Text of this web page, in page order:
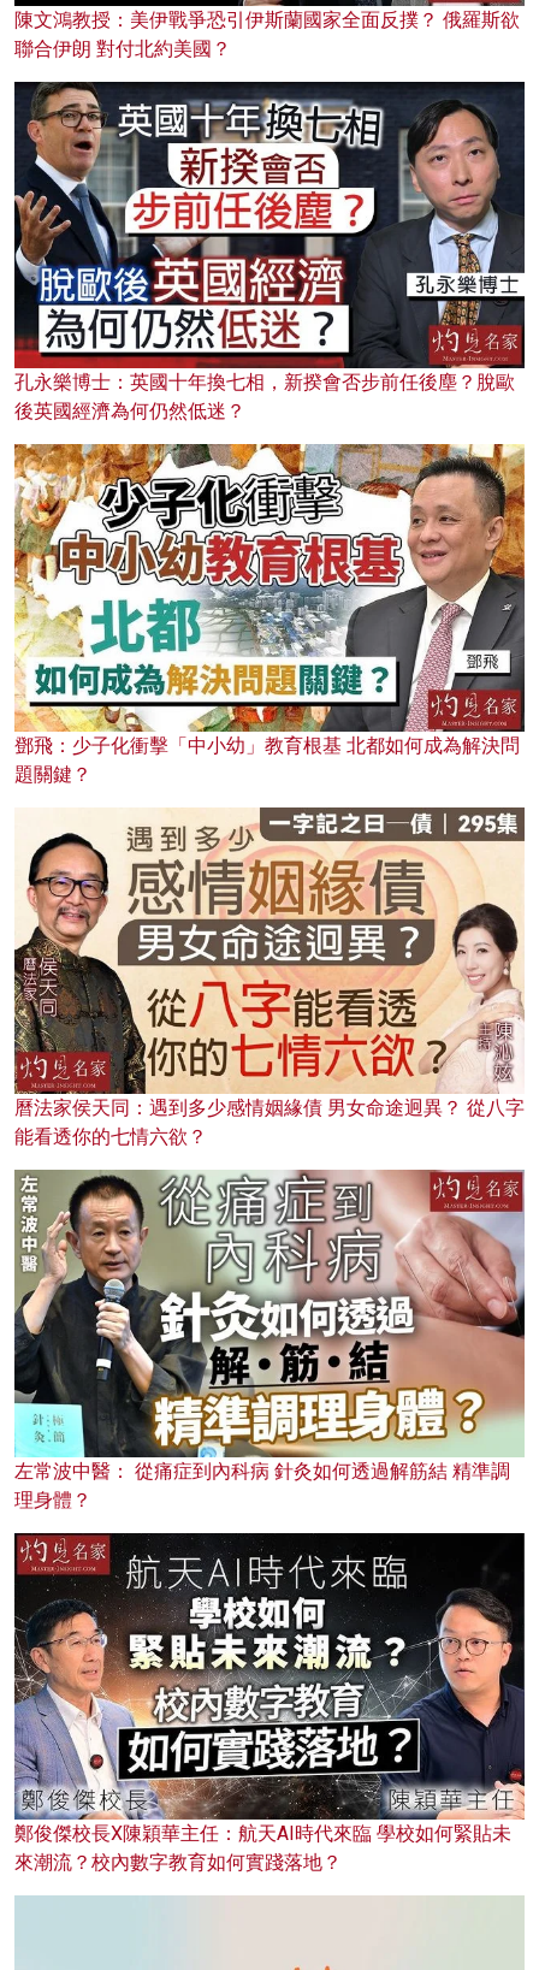
陳文鴻教授：美伊戰爭恐引伊斯蘭國家全面反撲？ 俄羅斯欲
聯合伊朗 對付北約美國？
孔永樂博士：英國十年換七相，新揆會否步前任後塵？脫歐
後英國經濟為何仍然低迷？
鄧飛：少子化衝擊「中小幼」教育根基 北都如何成為解決問
題關鍵？
曆法家侯天同：遇到多少感情姻緣債 男女命途迥異？ 從八字
能看透你的七情六欲？
左常波中醫： 從痛症到內科病 針灸如何透過解筋結 精準調
理身體？
鄭俊傑校長X陳穎華主任：航天AI時代來臨 學校如何緊貼未
來潮流？校內數字教育如何實踐落地？